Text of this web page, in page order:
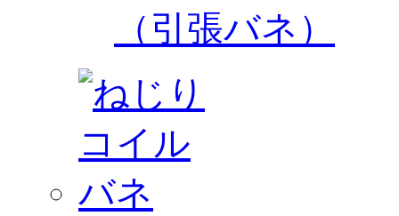
（引張バネ）